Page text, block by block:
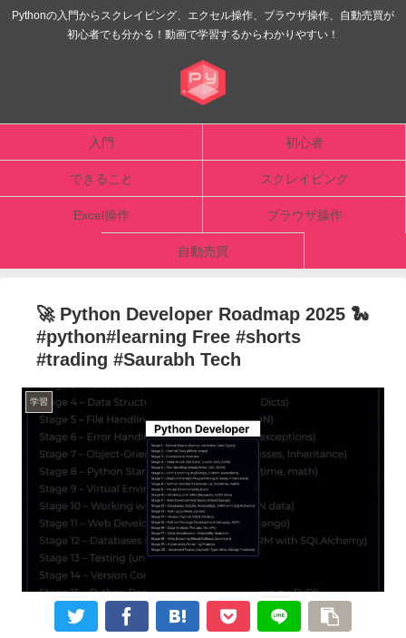
Pythonの入門からスクレイピング、エクセル操作、ブラウザ操作、自動売買が
初心者でも分かる！動画で学習するからわかりやすい！
入門 初心者
できること スクレイピング
Excel操作 ブラウザ操作
自動売買
🚀 Python Developer Roadmap 2025 🐍
#python#learning Free #shorts
#trading #Saurabh Tech
学習